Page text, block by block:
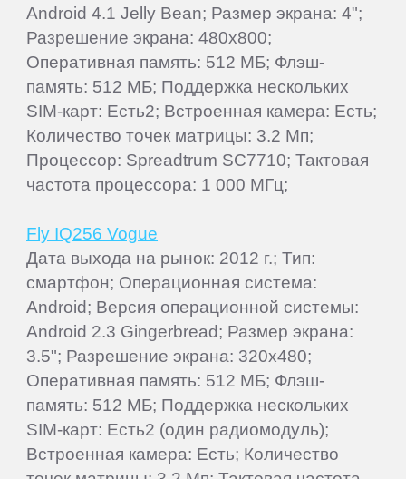
Android 4.1 Jelly Bean; Размер экрана: 4";
Разрешение экрана: 480x800;
Оперативная память: 512 МБ; Флэш-
память: 512 МБ; Поддержка нескольких
SIM-карт: Есть2; Встроенная камера: Есть;
Количество точек матрицы: 3.2 Мп;
Процессор: Spreadtrum SC7710; Тактовая
частота процессора: 1 000 МГц;
Fly IQ256 Vogue
Дата выхода на рынок: 2012 г.; Тип:
смартфон; Операционная система:
Android; Версия операционной системы:
Android 2.3 Gingerbread; Размер экрана:
3.5"; Разрешение экрана: 320x480;
Оперативная память: 512 МБ; Флэш-
память: 512 МБ; Поддержка нескольких
SIM-карт: Есть2 (один радиомодуль);
Встроенная камера: Есть; Количество